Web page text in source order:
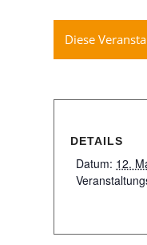
Diese
DETAILS
Datum: 12.